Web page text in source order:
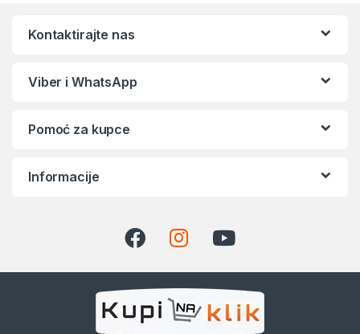
Kontaktirajte nas
Viber i WhatsApp
Pomoć za kupce
Informacije